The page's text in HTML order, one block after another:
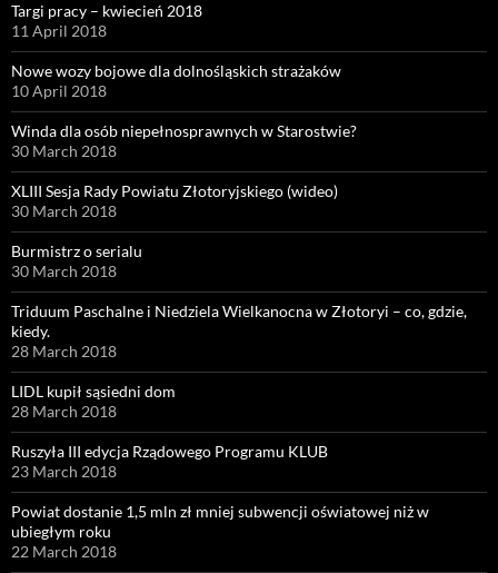
Targi pracy – kwiecień 2018
11 April 2018
Nowe wozy bojowe dla dolnośląskich strażaków
10 April 2018
Winda dla osób niepełnosprawnych w Starostwie?
30 March 2018
XLIII Sesja Rady Powiatu Złotoryjskiego (wideo)
30 March 2018
Burmistrz o serialu
30 March 2018
Triduum Paschalne i Niedziela Wielkanocna w Złotoryi – co, gdzie,
kiedy.
28 March 2018
LIDL kupił sąsiedni dom
28 March 2018
Ruszyła III edycja Rządowego Programu KLUB
23 March 2018
Powiat dostanie 1,5 mln zł mniej subwencji oświatowej niż w
ubiegłym roku
22 March 2018